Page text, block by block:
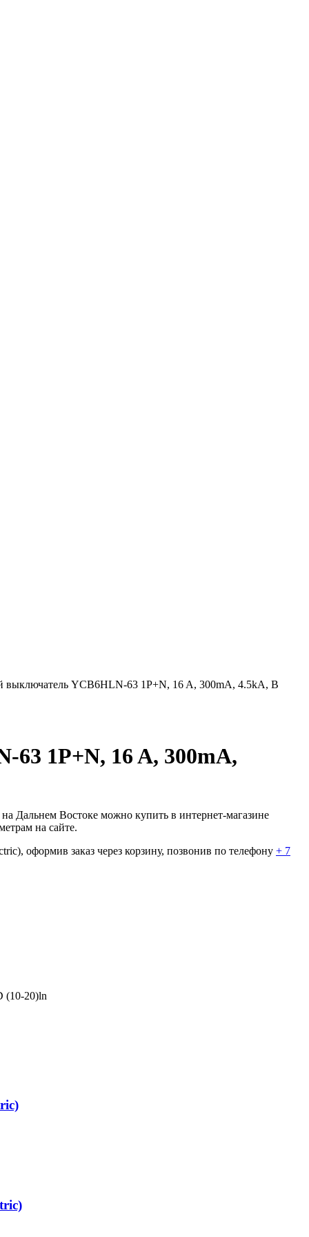
выключатель YCB6HLN-63 1P+N, 16 A, 300mA, 4.5kA, B
1P+N, 16 A, 300mA,
Дальнем Востоке можно купить в интернет-магазине
на сайте.
оформив заказ через корзину, позвонив по телефону + 7
(10-20)ln